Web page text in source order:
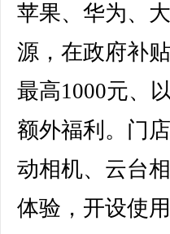
苹果、华为、
源，在政府补
最高1000元、
额外福利。门
动相机、云台
体验，开设使